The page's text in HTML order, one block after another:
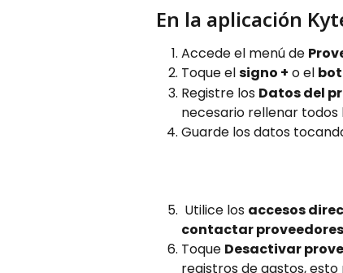
En la aplicación
Accede el menú de
Toque el signo + o el
Registre los Datos del
necesario rellenar todos
Guarde los datos
Utilice los accesos
contactar proveedores
Toque Desactivar
registros de gastos,